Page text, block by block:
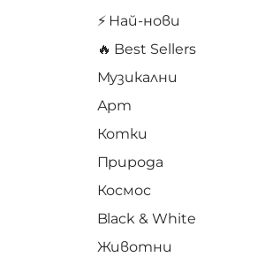
⚡️ Най-нови
🔥 Best Sellers
Музикални
Арт
Котки
Природа
Космос
Black & White
Животни